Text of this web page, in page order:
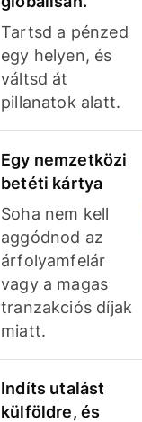
Tartsd a pénzed
egy helyen, és
váltsd át
pillanatok alatt.
Egy nemzetközi
betéti kártya
Soha nem kell
aggódnod az
árfolyamfelár
vagy a magas
tranzakciós díjak
miatt.
Indíts utalást
külföldre, és